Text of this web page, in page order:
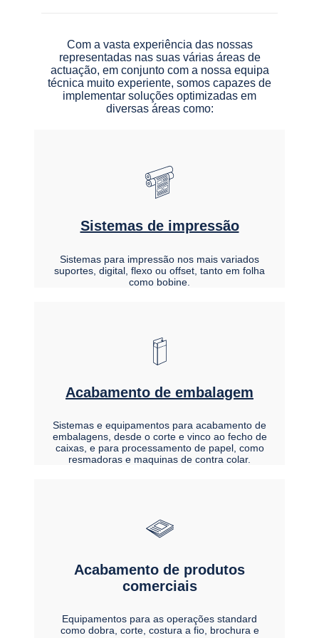
Com a vasta experiência das nossas
representadas nas suas várias áreas de
actuação, em conjunto com a nossa equipa
técnica muito experiente, somos capazes de
implementar soluções optimizadas em
diversas áreas como:
Sistemas de impressão
Sistemas para impressão nos mais variados
suportes, digital, flexo ou offset, tanto em folha
como bobine.
Acabamento de embalagem
Sistemas e equipamentos para acabamento de
embalagens, desde o corte e vinco ao fecho de
caixas, e para processamento de papel, como
resmadoras e maquinas de contra colar.
Acabamento de produtos
comerciais
Equipamentos para as operações standard
como dobra, corte, costura a fio, brochura e